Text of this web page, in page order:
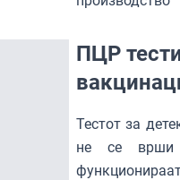
ПЦР
Тестот за
не се врши